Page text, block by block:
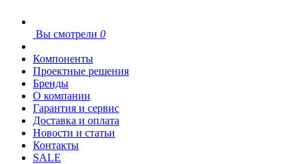
Вы смотрели 0
Компоненты
Проектные решения
Бренды
О компании
Гарантия и сервис
Доставка и оплата
Новости и статьи
Контакты
SALE